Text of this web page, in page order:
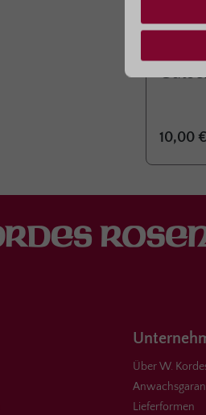
10,00
Über W.
Lieferformen